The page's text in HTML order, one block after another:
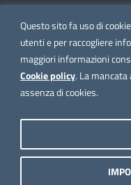
Questo sito fa uso di
utenti e per raccogliere
maggiori informazioni
Cookie policy. La
assenza di cookies.
inpa@funzionepubblica.it
FAQ
FAQ – Domande e risposte
Seguici su